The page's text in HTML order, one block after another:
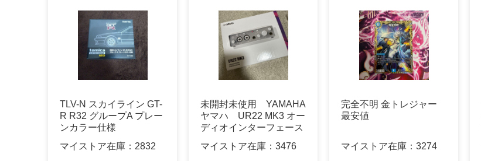
TLV-N スカイライン GT-
R R32 グループA プレー
ンカラー仕様
マイストア在庫： 2832
未開封未使用 YAMAHA
ヤマハ UR22 MK3 オー
ディオインターフェース
マイストア在庫： 3476
完全不明 金トレジャー
最安値
マイストア在庫： 3274